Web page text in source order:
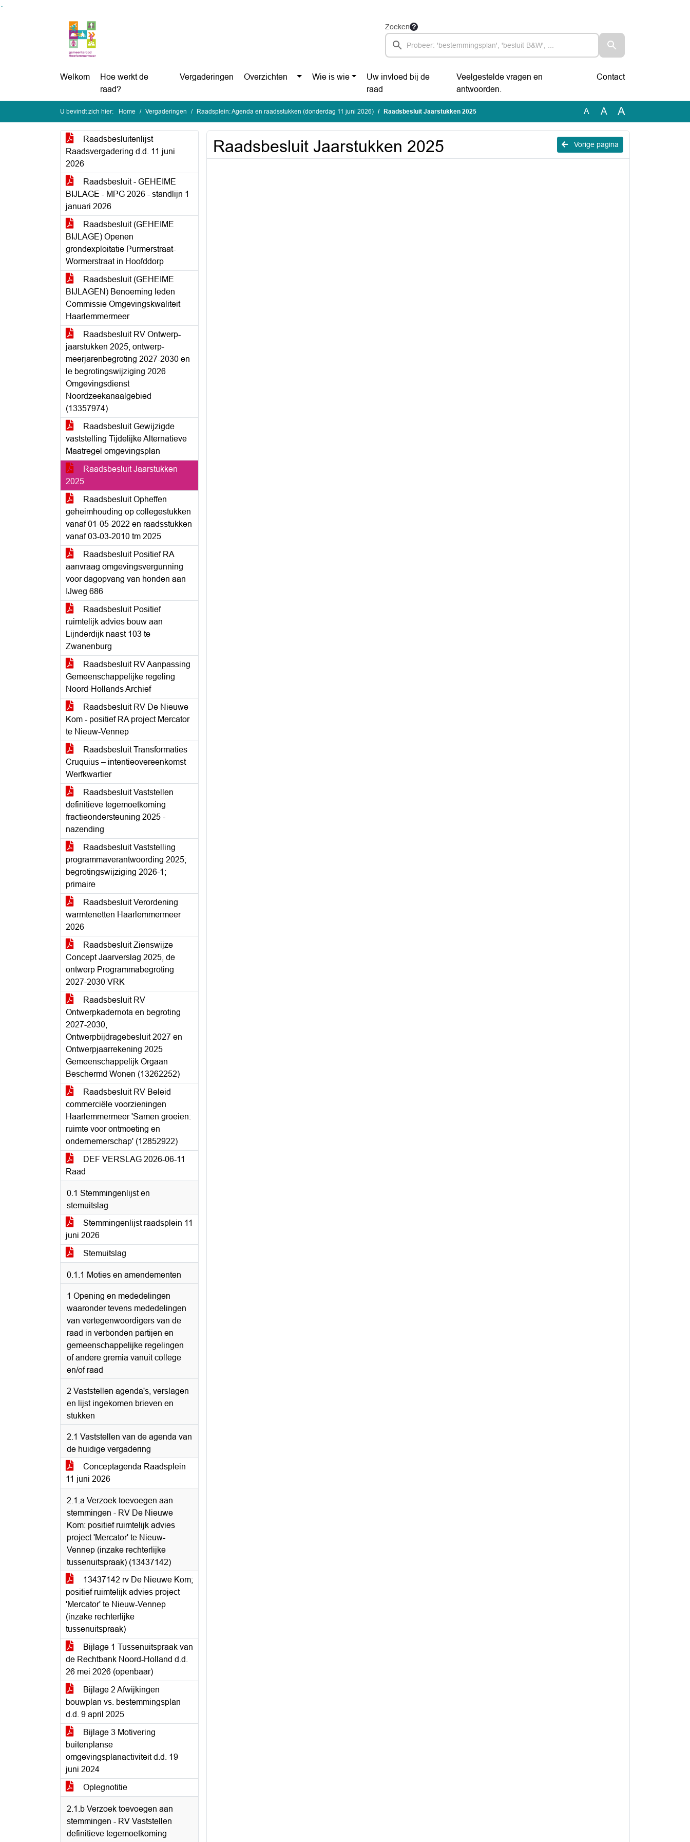
Zoeken
Welkom
Hoe werkt de
raad?
Vergaderingen Overzichten Wie is wie
Uw invloed bij de
raad
Veelgestelde vragen en
antwoorden.
Contact
U bevindt zich hier: Home Vergaderingen Raadsplein: Agenda en raadsstukken (donderdag 11 juni 2026) Raadsbesluit Jaarstukken 2025 A A A
Raadsbesluitenlijst
Raadsvergadering d.d. 11 juni
2026
Raadsbesluit - GEHEIME
BIJLAGE - MPG 2026 - standlijn 1
januari 2026
Raadsbesluit (GEHEIME
BIJLAGE) Openen
grondexploitatie Purmerstraat-
Wormerstraat in Hoofddorp
Raadsbesluit (GEHEIME
BIJLAGEN) Benoeming leden
Commissie Omgevingskwaliteit
Haarlemmermeer
Raadsbesluit RV Ontwerp-
jaarstukken 2025, ontwerp-
meerjarenbegroting 2027-2030 en
le begrotingswijziging 2026
Omgevingsdienst
Noordzeekanaalgebied
(13357974)
Raadsbesluit Gewijzigde
vaststelling Tijdelijke Alternatieve
Maatregel omgevingsplan
Raadsbesluit Jaarstukken
2025
Raadsbesluit Opheffen
geheimhouding op collegestukken
vanaf 01-05-2022 en raadsstukken
vanaf 03-03-2010 tm 2025
Raadsbesluit Positief RA
aanvraag omgevingsvergunning
voor dagopvang van honden aan
IJweg 686
Raadsbesluit Positief
ruimtelijk advies bouw aan
Lijnderdijk naast 103 te
Zwanenburg
Raadsbesluit RV Aanpassing
Gemeenschappelijke regeling
Noord-Hollands Archief
Raadsbesluit RV De Nieuwe
Kom - positief RA project Mercator
te Nieuw-Vennep
Raadsbesluit Transformaties
Cruquius – intentieovereenkomst
Werfkwartier
Raadsbesluit Vaststellen
definitieve tegemoetkoming
fractieondersteuning 2025 -
nazending
Raadsbesluit Vaststelling
programmaverantwoording 2025;
begrotingswijziging 2026-1;
primaire
Raadsbesluit Verordening
warmtenetten Haarlemmermeer
2026
Raadsbesluit Zienswijze
Concept Jaarverslag 2025, de
ontwerp Programmabegroting
2027-2030 VRK
Raadsbesluit RV
Ontwerpkadernota en begroting
2027-2030,
Ontwerpbijdragebesluit 2027 en
Ontwerpjaarrekening 2025
Gemeenschappelijk Orgaan
Beschermd Wonen (13262252)
Raadsbesluit RV Beleid
commerciële voorzieningen
Haarlemmermeer 'Samen groeien:
ruimte voor ontmoeting en
ondernemerschap' (12852922)
DEF VERSLAG 2026-06-11
Raad
0.1 Stemmingenlijst en
stemuitslag
Stemmingenlijst raadsplein 11
juni 2026
Stemuitslag
0.1.1 Moties en amendementen
1 Opening en mededelingen
waaronder tevens mededelingen
van vertegenwoordigers van de
raad in verbonden partijen en
gemeenschappelijke regelingen
of andere gremia vanuit college
en/of raad
2 Vaststellen agenda's, verslagen
en lijst ingekomen brieven en
stukken
2.1 Vaststellen van de agenda van
de huidige vergadering
Conceptagenda Raadsplein
11 juni 2026
2.1.a Verzoek toevoegen aan
stemmingen - RV De Nieuwe
Kom: positief ruimtelijk advies
project 'Mercator' te Nieuw-
Vennep (inzake rechterlijke
tussenuitspraak) (13437142)
13437142 rv De Nieuwe Kom;
positief ruimtelijk advies project
'Mercator' te Nieuw-Vennep
(inzake rechterlijke
tussenuitspraak)
Bijlage 1 Tussenuitspraak van
de Rechtbank Noord-Holland d.d.
26 mei 2026 (openbaar)
Bijlage 2 Afwijkingen
bouwplan vs. bestemmingsplan
d.d. 9 april 2025
Bijlage 3 Motivering
buitenplanse
omgevingsplanactiviteit d.d. 19
juni 2024
Oplegnotitie
2.1.b Verzoek toevoegen aan
stemmingen - RV Vaststellen
definitieve tegemoetkoming
Vorige pagina
Raadsbesluit Jaarstukken 2025